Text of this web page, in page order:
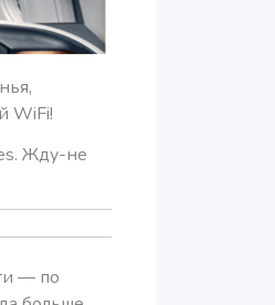
WiFi!
Жду-не
— по